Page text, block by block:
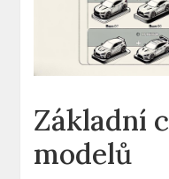
Základní​
modelů